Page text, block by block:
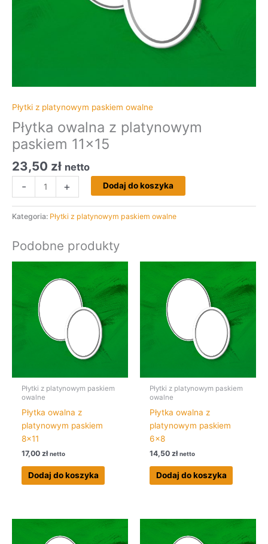
Płytki z platynowym paskiem owalne
Płytka owalna z platynowym
paskiem 11×15
23,50 zł netto
- + Dodaj do koszyka
Kategoria: Płytki z platynowym paskiem owalne
Podobne produkty
Płytki z platynowym paskiem
owalne
Płytka owalna z
platynowym paskiem
8×11
17,00zł netto
Dodaj do koszyka
Płytki z platynowym paskiem
owalne
Płytka owalna z
platynowym paskiem
6×8
14,50zł netto
Dodaj do koszyka